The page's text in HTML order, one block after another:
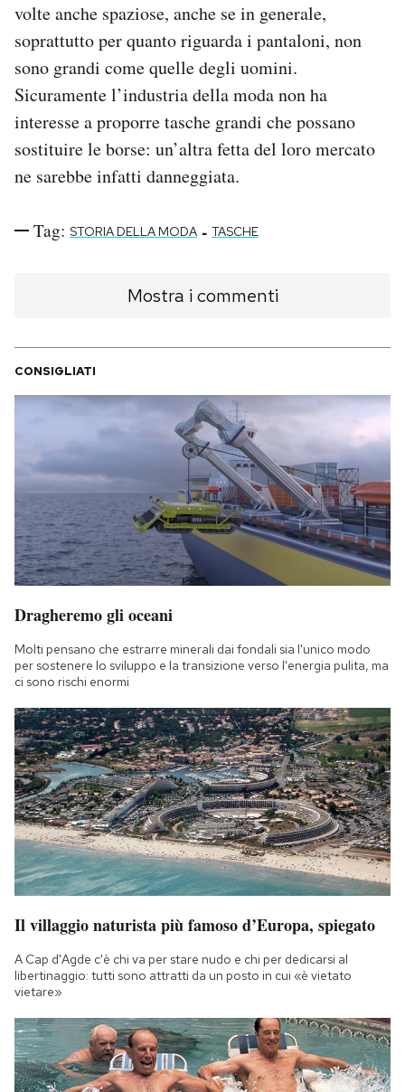
volte anche spaziose, anche se in generale,
soprattutto per quanto riguarda i pantaloni, non
sono grandi come quelle degli uomini.
Sicuramente l’industria della moda non ha
interesse a proporre tasche grandi che possano
sostituire le borse: un’altra fetta del loro mercato
ne sarebbe infatti danneggiata.
Tag: STORIA DELLA MODA - TASCHE
Mostra i commenti
CONSIGLIATI
Dragheremo gli oceani
Molti pensano che estrarre minerali dai fondali sia l'unico modo
per sostenere lo sviluppo e la transizione verso l'energia pulita, ma
ci sono rischi enormi
Il villaggio naturista più famoso d’Europa, spiegato
A Cap d'Agde c'è chi va per stare nudo e chi per dedicarsi al
libertinaggio: tutti sono attratti da un posto in cui «è vietato
vietare»